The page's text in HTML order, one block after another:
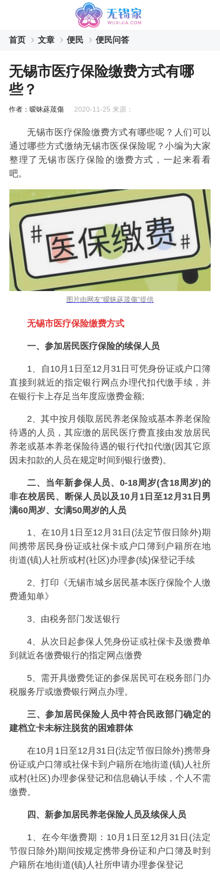
首页 文章 便民 便民问答
无锡市医疗保险缴费方式有哪
些？
作者：暧昧蔠荿傷 2020-11-25 来源：
无锡市医疗保险缴费方式有哪些呢？人们可以
通过哪些方式缴纳无锡市医保保险呢？小编为大家
整理了无锡市医疗保险的缴费方式，一起来看看
吧。
图片由网友“暧昧蔠荿傷”提供
无锡市医疗保险缴费方式
一、参加居民医疗保险的续保人员
1、自10月1日至12月31日可凭身份证或户口簿
直接到就近的指定银行网点办理代扣代缴手续，并
在银行卡上存足当年度应缴费金额;
2、其中按月领取居民养老保险或基本养老保险
待遇的人员，其应缴的居民医疗费直接由发放居民
养老或基本养老保险待遇的银行代扣代缴(因其它原
因未扣款的人员在规定时间到银行缴费)。
二、当年新参保人员、0-18周岁(含18周岁)的
非在校居民、断保人员以及10月1日至12月31日男
满60周岁、女满50周岁的人员
1、在10月1日至12月31日(法定节假日除外)期
间携带居民身份证或社保卡或户口簿到户籍所在地
街道(镇)人社所或村(社区)办理参(续)保登记手续
2、打印《无锡市城乡居民基本医疗保险个人缴
费通知单》
3、由税务部门发送银行
4、从次日起参保人凭身份证或社保卡及缴费单
到就近各缴费银行的指定网点缴费
5、需开具缴费凭证的参保居民可在税务部门办
税服务厅或缴费银行网点办理。
三、参加居民保险人员中符合民政部门确定的
建档立卡未标注脱贫的困难群体
在10月1日至12月31日(法定节假日除外)携带身
份证或户口簿或社保卡到户籍所在地街道(镇)人社所
或村(社区)办理参保登记和信息确认手续，个人不需
缴费。
四、新参加居民养老保险人员及续保人员
1、在今年缴费期：10月1日至12月31日(法定
节假日除外)期间按规定携带身份证和户口簿及时到
户籍所在地街道(镇)人社所申请办理参保登记